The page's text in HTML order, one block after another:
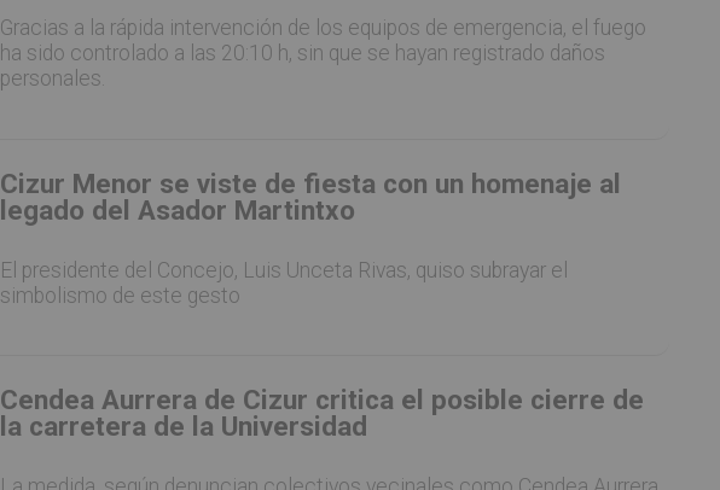
Gracias a la rápida intervención de los equipos de emergencia, el fuego
ha sido controlado a las 20:10 h, sin que se hayan registrado daños
personales.
Cizur Menor se viste de fiesta con un homenaje al
legado del Asador Martintxo
El presidente del Concejo, Luis Unceta Rivas, quiso subrayar el
simbolismo de este gesto
Cendea Aurrera de Cizur critica el posible cierre de
la carretera de la Universidad